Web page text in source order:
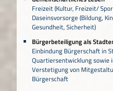
Freizeit (Kultur, Freizeit/
Daseinsvorsorge (Bildung,
Gesundheit, Sicherheit)
Bürgerbeteiligung als
Einbindung Bürgerschaft in
Quartiersentwicklung sowie
Verstetigung von
Bürgerschaft